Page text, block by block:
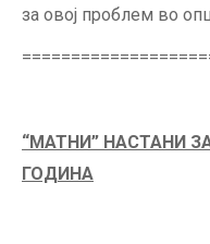
за овој проблем во
“МАТНИ” НАСТАНИ
ГОДИНА